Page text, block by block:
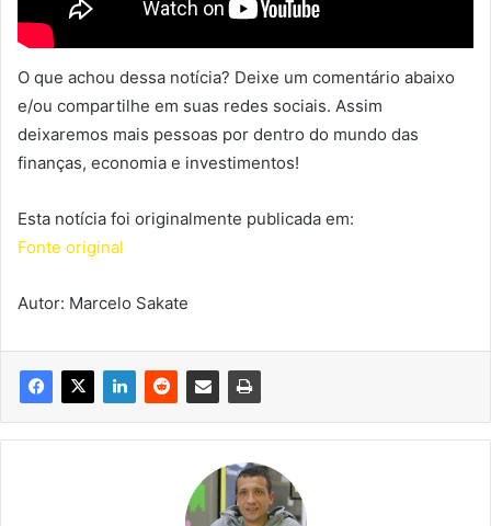
O que achou dessa notícia? Deixe um comentário abaixo
e/ou compartilhe em suas redes sociais. Assim
deixaremos mais pessoas por dentro do mundo das
finanças, economia e investimentos!
Esta notícia foi originalmente publicada em:
Fonte original
Autor: Marcelo Sakate